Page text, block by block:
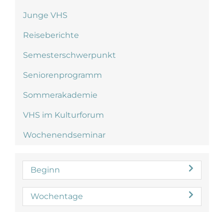
Junge VHS
Reiseberichte
Semesterschwerpunkt
Seniorenprogramm
Sommerakademie
VHS im Kulturforum
Wochenendseminar
Beginn
Wochentage